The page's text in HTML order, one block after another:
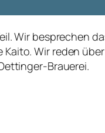
Wir besprechen
Kaito. Wir reden
Brauerei.